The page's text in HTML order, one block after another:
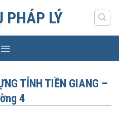
PHÁP LÝ
TỈNH TIỀN GIANG –
4